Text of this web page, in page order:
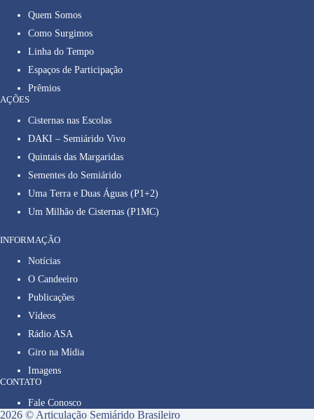
Quem Somos
Como Surgimos
Linha do Tempo
Espaços de Participação
Prêmios
AÇÕES
Cisternas nas Escolas
DAKI – Semiárido Vivo
Quintais das Margaridas
Sementes do Semiárido
Uma Terra e Duas Águas (P1+2)
Um Milhão de Cisternas (P1MC)
INFORMAÇÃO
Notícias
O Candeeiro
Publicações
Vídeos
Rádio ASA
Giro na Mídia
Imagens
CONTATO
Fale Conosco
2026 © Articulação Semiárido Brasileiro